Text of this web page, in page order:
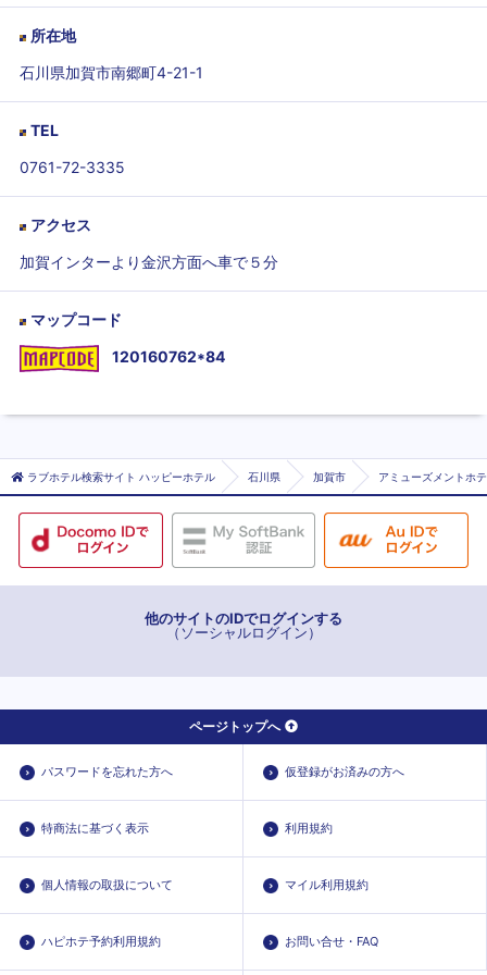
所在地
石川県加賀市南郷町4-21-1
TEL
0761-72-3335
アクセス
加賀インターより金沢方面へ車で５分
マップコード
120160762*84
ラブホテル検索サイト ハッピーホテル 石川県 加賀市 アミューズメントホ
他のサイトのIDでログインする
（ソーシャルログイン）
ページトップへ
パスワードを忘れた方へ 仮登録がお済みの方へ
特商法に基づく表示 利用規約
個人情報の取扱について マイル利用規約
ハピホテ予約利用規約 お問い合せ・FAQ